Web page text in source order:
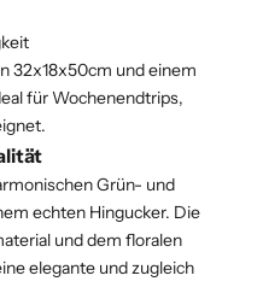
32x18x50cm und einem
für Wochenendtrips,
Grün- und
echten Hingucker. Die
und dem floralen
elegante und zugleich